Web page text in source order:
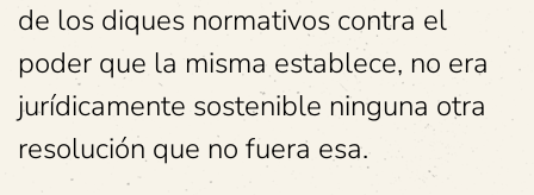
de los diques normativos contra el
poder que la misma establece, no era
jurídicamente sostenible ninguna otra
resolución que no fuera esa.